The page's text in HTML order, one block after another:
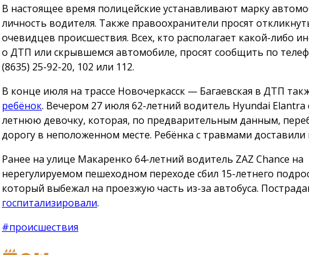
В настоящее время полицейские устанавливают марку
личность водителя. Также правоохранители просят
очевидцев происшествия. Всех, кто располагает какой-либо
о ДТП или скрывшемся автомобиле, просят сообщить по
(8635) 25-92-20, 102 или 112.
В конце июля на трассе Новочеркасск — Багаевская в ДТП
ребёнок. Вечером 27 июля 62-летний водитель Hyundai Elantra
летнюю девочку, которая, по предварительным данным,
дорогу в неположенном месте. Ребёнка с травмами доставили
Ранее на улице Макаренко 64-летний водитель ZAZ Chance на
нерегулируемом пешеходном переходе сбил 15-летнего
который выбежал на проезжую часть из-за автобуса.
госпитализировали.
#происшествия